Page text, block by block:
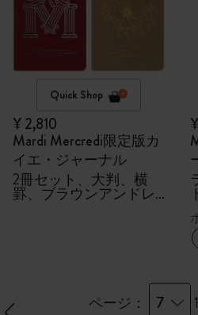
Quick Shop
¥ 2,810
Mardi Mercredi限定版カ
イエ・ジャーナル
2冊セット、大判、横
罫、ブラウンアンドレ
ページ： 7